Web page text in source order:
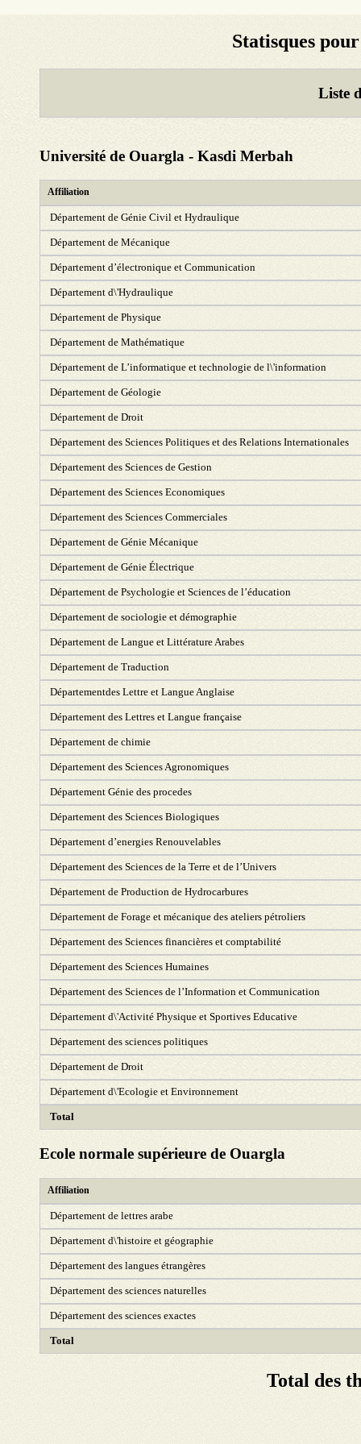
Statisques
Liste
Université de Ouargla - Kasdi Merbah
Affiliation
Département de Génie Civil et Hydraulique
Département de Mécanique
Département d’électronique et Communication
Département d\'Hydraulique
Département de Physique
Département de Mathématique
Département de L’informatique et technologie de l\'information
Département de Géologie
Département de Droit
Département des Sciences Politiques et des Relations Internationales
Département des Sciences de Gestion
Département des Sciences Economiques
Département des Sciences Commerciales
Département de Génie Mécanique
Département de Génie Électrique
Département de Psychologie et Sciences de l’éducation
Département de sociologie et démographie
Département de Langue et Littérature Arabes
Département de Traduction
Départementdes Lettre et Langue Anglaise
Département des Lettres et Langue française
Département de chimie
Département des Sciences Agronomiques
Département Génie des procedes
Département des Sciences Biologiques
Département d’energies Renouvelables
Département des Sciences de la Terre et de l’Univers
Département de Production de Hydrocarbures
Département de Forage et mécanique des ateliers pétroliers
Département des Sciences financières et comptabilité
Département des Sciences Humaines
Département des Sciences de l’Information et Communication
Département d\'Activité Physique et Sportives Educative
Département des sciences politiques
Département de Droit
Département d\'Ecologie et Environnement
Total
Ecole normale supérieure de Ouargla
Affiliation
Département de lettres arabe
Département d\'histoire et géographie
Département des langues étrangères
Département des sciences naturelles
Département des sciences exactes
Total
Total des